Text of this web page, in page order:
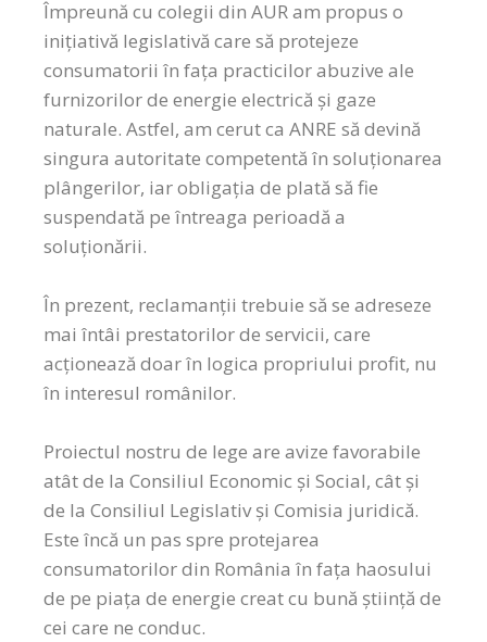
Împreună cu colegii din AUR am propus o
inițiativă legislativă care să protejeze
consumatorii în fața practicilor abuzive ale
furnizorilor de energie electrică și gaze
naturale. Astfel, am cerut ca ANRE să devină
singura autoritate competentă în soluționarea
plângerilor, iar obligația de plată să fie
suspendată pe întreaga perioadă a
soluționării.
În prezent, reclamanții trebuie să se adreseze
mai întâi prestatorilor de servicii, care
acționează doar în logica propriului profit, nu
în interesul românilor.
Proiectul nostru de lege are avize favorabile
atât de la Consiliul Economic și Social, cât și
de la Consiliul Legislativ și Comisia juridică.
Este încă un pas spre protejarea
consumatorilor din România în fața haosului
de pe piața de energie creat cu bună știință de
cei care ne conduc.